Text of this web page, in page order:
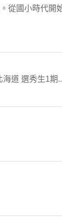
從國小時代開
道 選秀生1期